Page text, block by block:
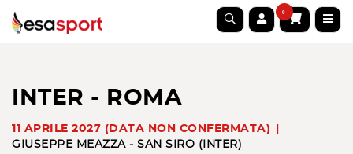
0
INTER - ROMA
11 APRILE 2027 (DATA NON CONFERMATA)
GIUSEPPE MEAZZA - SAN SIRO (INTER)